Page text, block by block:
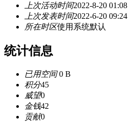
上次活动时间2022-8-20 01:08
上次发表时间2022-6-20 09:24
所在时区使用系统默认
统计信息
已用空间0 B
积分45
威望0
金钱42
贡献0